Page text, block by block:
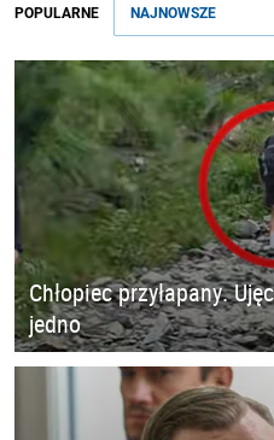
POPULARNE NAJNOWSZE
Chłopiec przyłapany.
jedno